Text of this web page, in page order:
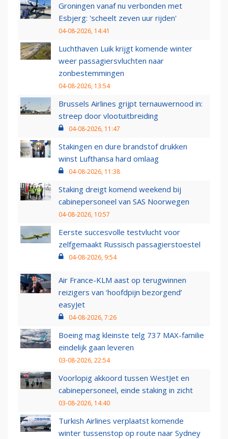
Groningen vanaf nu verbonden met
Esbjerg: 'scheelt zeven uur rijden'
04-08-2026, 14:41
Luchthaven Luik krijgt komende winter
weer passagiersvluchten naar
zonbestemmingen
04-08-2026, 13:54
Brussels Airlines grijpt ternauwernood in:
streep door vlootuitbreiding
04-08-2026, 11:47
Stakingen en dure brandstof drukken
winst Lufthansa hard omlaag
04-08-2026, 11:38
Staking dreigt komend weekend bij
cabinepersoneel van SAS Noorwegen
04-08-2026, 10:57
Eerste succesvolle testvlucht voor
zelfgemaakt Russisch passagierstoestel
04-08-2026, 9:54
Air France-KLM aast op terugwinnen
reizigers van ‘hoofdpijn bezorgend’
easyJet
04-08-2026, 7:26
Boeing mag kleinste telg 737 MAX-familie
eindelijk gaan leveren
03-08-2026, 22:54
Voorlopig akkoord tussen WestJet en
cabinepersoneel, einde staking in zicht
03-08-2026, 14:40
Turkish Airlines verplaatst komende
winter tussenstop op route naar Sydney